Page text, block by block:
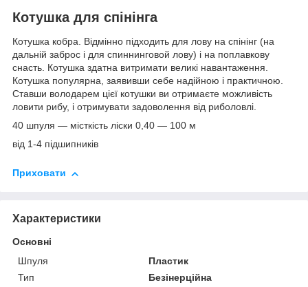
Котушка для спінінга
Котушка кобра. Відмінно підходить для лову на спінінг (на
дальній заброс і для спиннинговой лову) і на поплавкову
снасть. Котушка здатна витримати великі навантаження.
Котушка популярна, заявивши себе надійною і практичною.
Ставши володарем цієї котушки ви отримаєте можливість
ловити рибу, і отримувати задоволення від риболовлі.
40 шпуля ― місткість ліски 0,40 ― 100 м
від 1-4 підшипників
Приховати
Характеристики
Основні
Шпуля
Пластик
Тип
Безінерційна